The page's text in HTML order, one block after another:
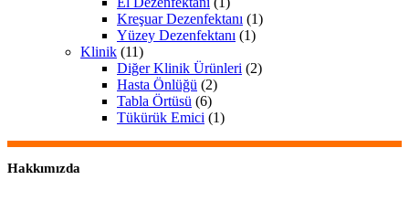
Kreşuar Dezenfektanı (1)
Yüzey Dezenfektanı (1)
Klinik (11)
Diğer Klinik Ürünleri (2)
Hasta Önlüğü (2)
Tabla Örtüsü (6)
Tükürük Emici (1)
Hakkımızda